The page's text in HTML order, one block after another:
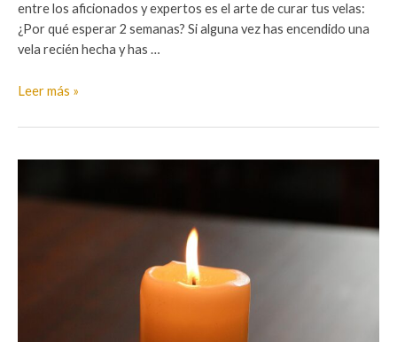
entre los aficionados y expertos es el arte de curar tus velas:
¿Por qué esperar 2 semanas? Si alguna vez has encendido una
vela recién hecha y has …
El
de
Leer más »